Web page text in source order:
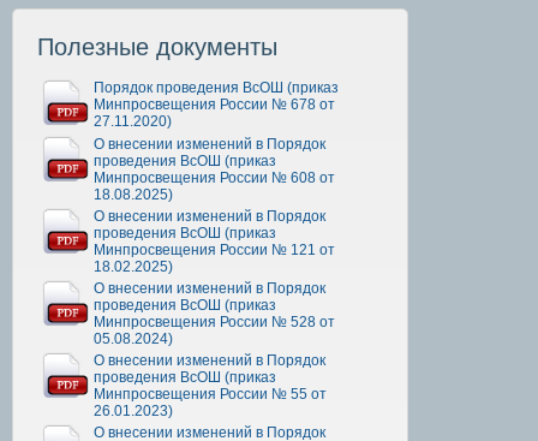
Полезные документы
Порядок проведения ВсОШ (приказ
Минпросвещения России № 678 от
27.11.2020)
О внесении изменений в Порядок
проведения ВсОШ (приказ
Минпросвещения России № 608 от
18.08.2025)
О внесении изменений в Порядок
проведения ВсОШ (приказ
Минпросвещения России № 121 от
18.02.2025)
О внесении изменений в Порядок
проведения ВсОШ (приказ
Минпросвещения России № 528 от
05.08.2024)
О внесении изменений в Порядок
проведения ВсОШ (приказ
Минпросвещения России № 55 от
26.01.2023)
О внесении изменений в Порядок